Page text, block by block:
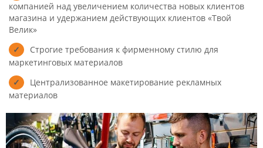
компанией над увеличением количества новых клиентов
магазина и удержанием действующих клиентов «Твой
Велик»
Строгие требования к фирменному стилю для
маркетинговых материалов
Централизованное макетирование рекламных
материалов